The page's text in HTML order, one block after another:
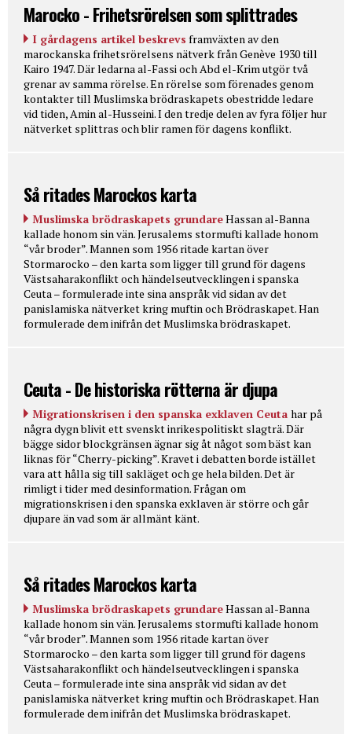
Marocko - Frihetsrörelsen som splittrades
I gårdagens artikel beskrevs framväxten av den
marockanska frihetsrörelsens nätverk från Genève 1930 till
Kairo 1947. Där ledarna al-Fassi och Abd el-Krim utgör två
grenar av samma rörelse. En rörelse som förenades genom
kontakter till Muslimska brödraskapets obestridde ledare
vid tiden, Amin al-Husseini. I den tredje delen av fyra följer hur
nätverket splittras och blir ramen för dagens konflikt.
Så ritades Marockos karta
Muslimska brödraskapets grundareHassan al-Banna
kallade honom sin vän. Jerusalems stormufti kallade honom
“vår broder”. Mannen som 1956 ritade kartan över
Stormarocko – den karta som ligger till grund för dagens
Västsaharakonflikt och händelseutvecklingen i spanska
Ceuta – formulerade inte sina anspråk vid sidan av det
panislamiska nätverket kring muftin och Brödraskapet. Han
formulerade dem inifrån det Muslimska brödraskapet.
Ceuta - De historiska rötterna är djupa
Migrationskrisen i den spanska exklaven Ceuta har på
några dygn blivit ett svenskt inrikespolitiskt slagträ. Där
bägge sidor blockgränsen ägnar sig åt något som bäst kan
liknas för “Cherry-picking”. Kravet i debatten borde istället
vara att hålla sig till sakläget och ge hela bilden. Det är
rimligt i tider med desinformation. Frågan om
migrationskrisen i den spanska exklaven är större och går
djupare än vad som är allmänt känt.
Så ritades Marockos karta
Muslimska brödraskapets grundareHassan al-Banna
kallade honom sin vän. Jerusalems stormufti kallade honom
“vår broder”. Mannen som 1956 ritade kartan över
Stormarocko – den karta som ligger till grund för dagens
Västsaharakonflikt och händelseutvecklingen i spanska
Ceuta – formulerade inte sina anspråk vid sidan av det
panislamiska nätverket kring muftin och Brödraskapet. Han
formulerade dem inifrån det Muslimska brödraskapet.